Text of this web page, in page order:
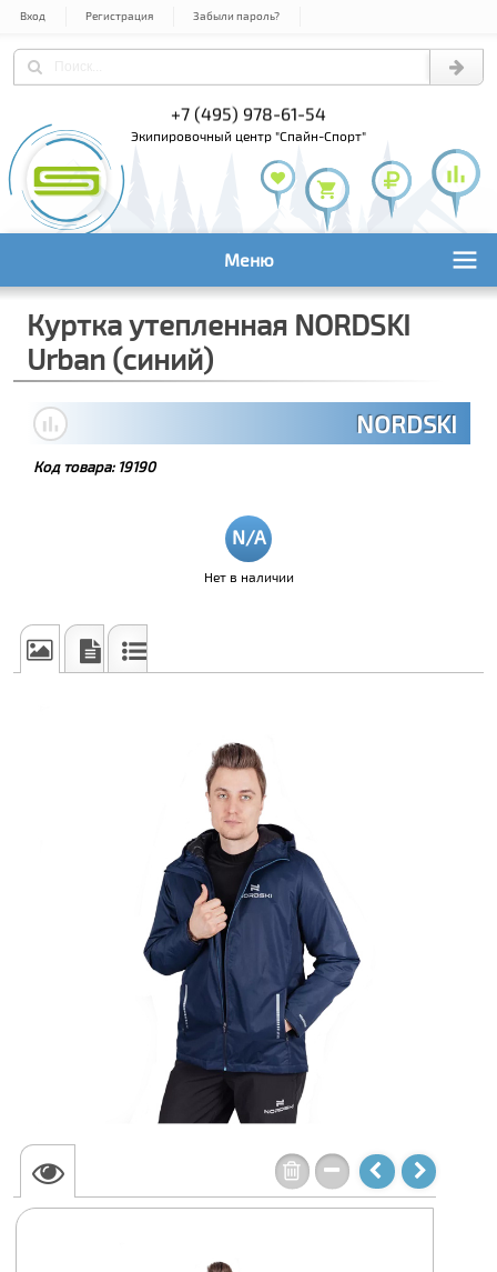
Вход Регистрация Забыли пароль?
+7 (495) 978-61-54
экипировочный центр "Спайн-Спорт"
Меню
Куртка утепленная NORDSKI
Urban (синий)
NORDSKI
Код товара: 19190
Нет в наличии